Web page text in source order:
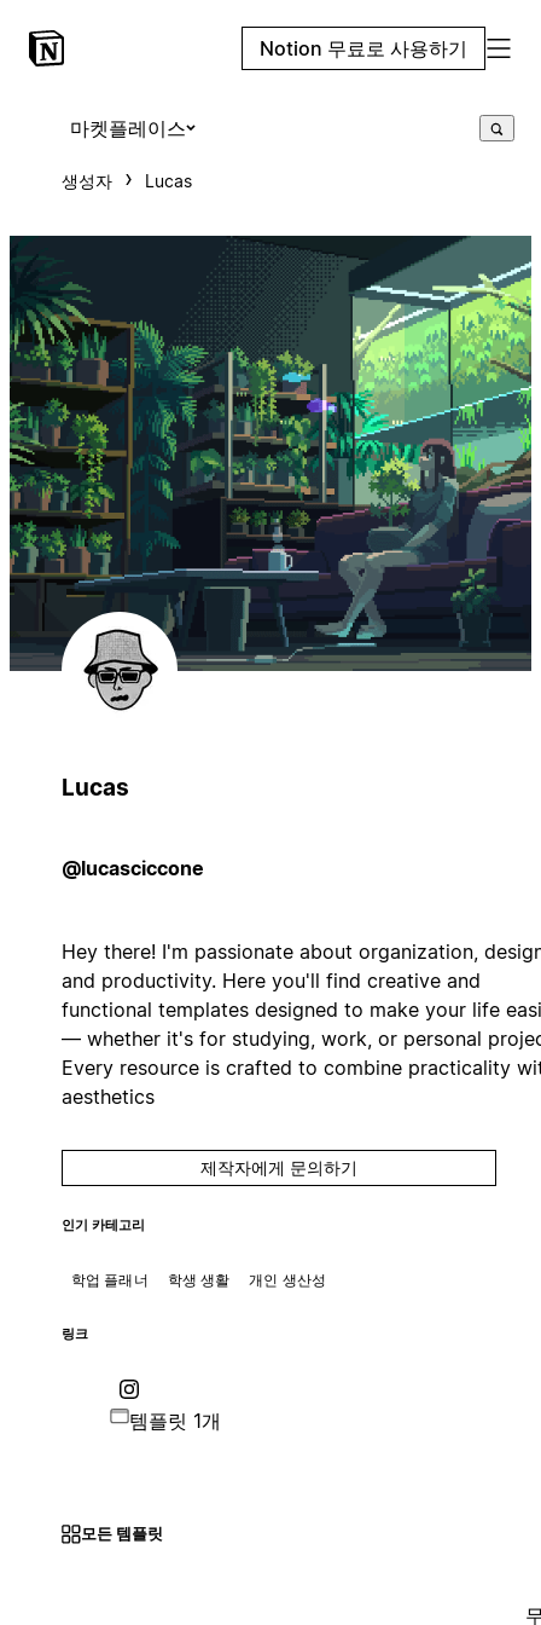
Notion 무료로 사용하기
마켓플레이스
생성자 Lucas
Lucas
@lucasciccone
Hey there! I'm passionate about organization,
and productivity. Here you'll find creative and
functional templates designed to make your life
— whether it's for studying, work, or personal
Every resource is crafted to combine practicality
aesthetics
제작자에게 문의하기
인기 카테고리
학업 플래너 학생 생활 개인 생산성
링크
템플릿 1개
모든 템플릿